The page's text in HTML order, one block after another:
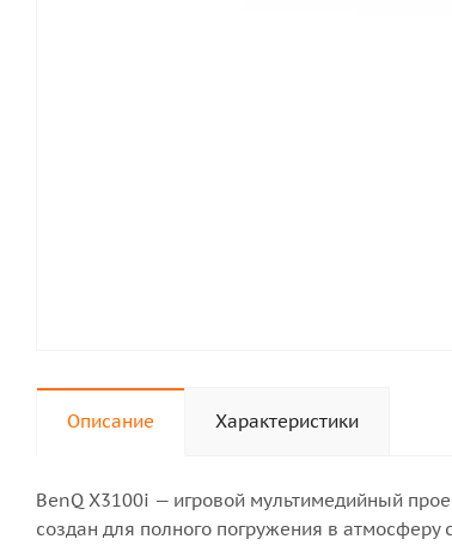
Описание Характеристики
BenQ X3100i — игровой мультимедийный
создан для полного погружения в